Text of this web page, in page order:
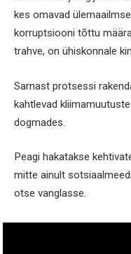
kes omavad
korruptsiooni tõttu
trahve, on ühiskonnale
Sarnast protsessi
kahtlevad
dogmades.
Peagi hakatakse
mitte ainult
otse vanglasse.